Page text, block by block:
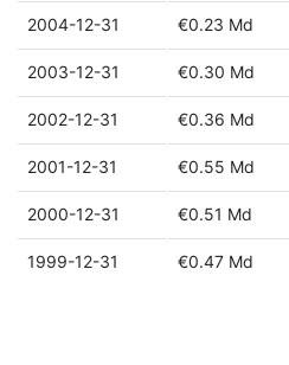
2004-12-31 €0.23 Md
2003-12-31 €0.30 Md
2002-12-31 €0.36 Md
2001-12-31 €0.55 Md
2000-12-31 €0.51 Md
1999-12-31 €0.47 Md